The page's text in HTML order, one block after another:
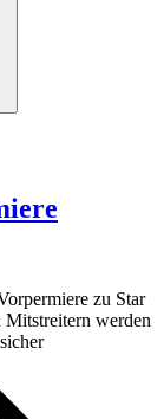
zu Star
Mitstreitern werden